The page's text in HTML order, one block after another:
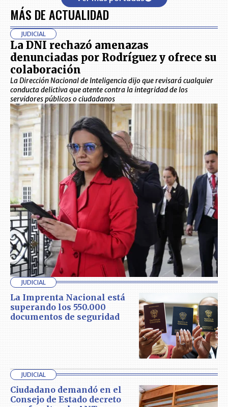
MÁS DE ACTUALIDAD
JUDICIAL
La DNI rechazó amenazas
denunciadas por Rodríguez y ofrece su
colaboración
La Dirección Nacional de Inteligencia dijo que revisará cualquier
conducta delictiva que atente contra la integridad de los
servidores públicos o ciudadanos
JUDICIAL
La Imprenta Nacional está
superando los 550.000
documentos de seguridad
JUDICIAL
Ciudadano demandó en el
Consejo de Estado decreto